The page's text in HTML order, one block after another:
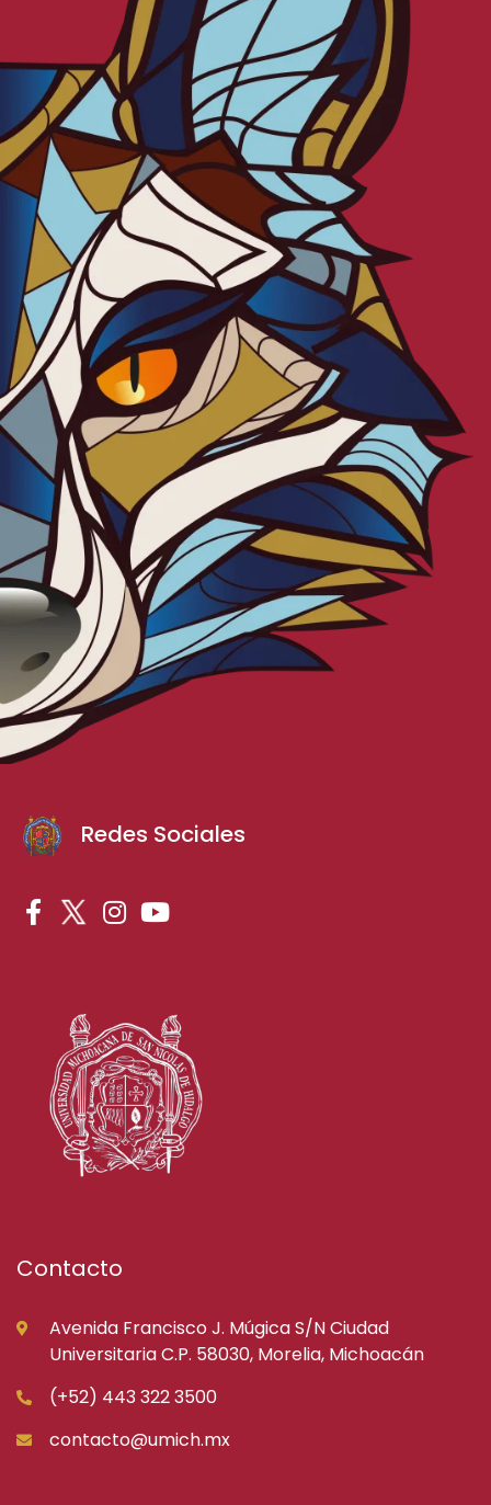
Redes Sociales
Contacto
Avenida Francisco J. Múgica S/N Ciudad
Universitaria C.P. 58030, Morelia, Michoacán
(+52) 443 322 3500
contacto@umich.mx